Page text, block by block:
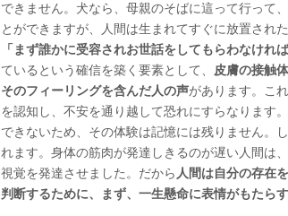
できません。犬なら、母親のそばに這って行って
とができますが、人間は生まれてすぐに放置され
「まず誰かに受容されお世話をしてもらわなけれ
ているという確信を築く要素として、
皮膚の接触
そのフィーリングを含んだ人の声があります。こ
を認知し、不安を通り越して恐れにすらなります
できないため、その体験は記憶には残りません。
れます。身体の筋肉が発達しきるのが遅い人間は
視覚を発達させました。だから 人間は自分の存在
判断するために、まず、一生懸命に表情がもたら